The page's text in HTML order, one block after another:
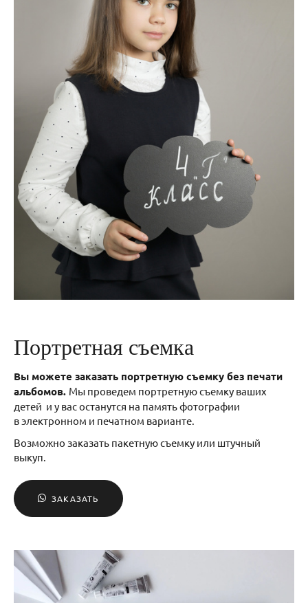
Портретная съемка
Вы можете заказать портретную съемку без печати
альбомов. Мы проведем портретную съемку ваших
детей и у вас останутся на память фотографии
в электронном и печатном варианте.
Возможно заказать пакетную съемку или штучный
выкуп.
ЗАКАЗАТЬ